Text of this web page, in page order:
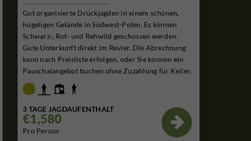
Gut organisierte Drückjagden in einem schönen,
hügeligen Gelände in Südwest-Polen. Es können
Schwarz-, Rot- und Rehwild geschossen werden.
Gute Unterkunft direkt im Revier. Die Abrechnung
kann nach Preisliste erfolgen, oder Sie können ein
Pauschalangebot buchen ohne Zuzahlung für Keiler.
3 TAGE JAGDAUFENTHALT
€1,580
Pro Person
